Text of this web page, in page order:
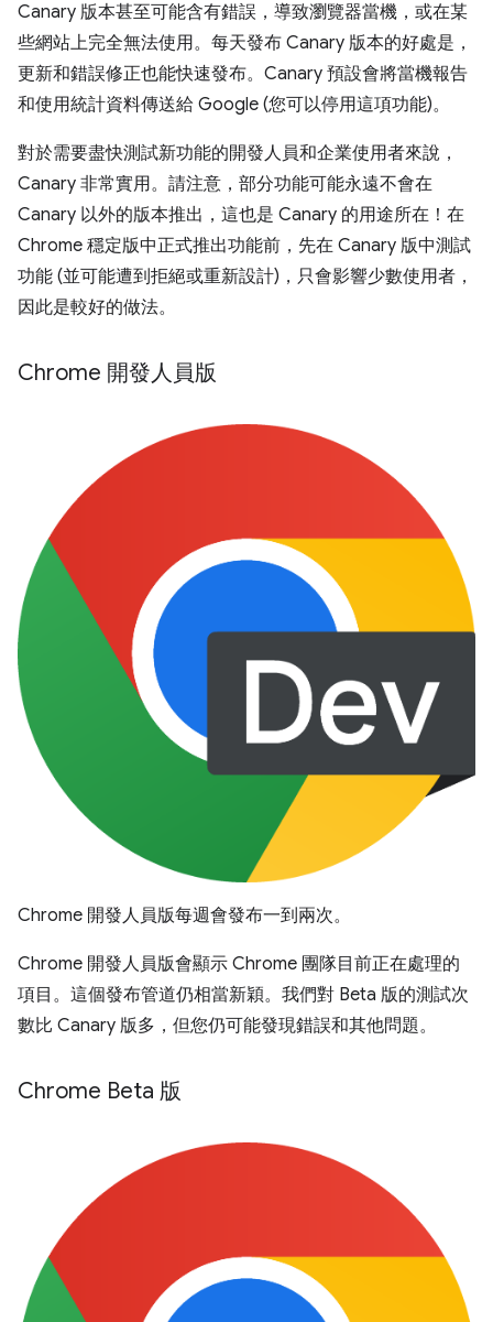
Canary 版本甚至可能含有錯誤，導致瀏覽器當機，或在某
些網站上完全無法使用。每天發布 Canary 版本的好處是，
更新和錯誤修正也能快速發布。Canary 預設會將當機報告
和使用統計資料傳送給 Google (您可以停用這項功能)。
對於需要盡快測試新功能的開發人員和企業使用者來說，
Canary 非常實用。請注意，部分功能可能永遠不會在
Canary 以外的版本推出，這也是 Canary 的用途所在！在
Chrome 穩定版中正式推出功能前，先在 Canary 版中測試
功能 (並可能遭到拒絕或重新設計)，只會影響少數使用者，
因此是較好的做法。
Chrome 開發人員版
Chrome 開發人員版每週會發布一到兩次。
Chrome 開發人員版會顯示 Chrome 團隊目前正在處理的
項目。這個發布管道仍相當新穎。我們對 Beta 版的測試次
數比 Canary 版多，但您仍可能發現錯誤和其他問題。
Chrome Beta 版